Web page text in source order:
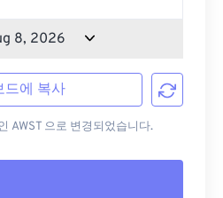
드에 복사
AWST 으로 변경되었습니다.